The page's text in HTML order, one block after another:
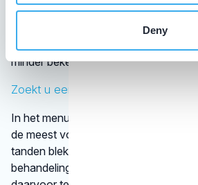
Deny
van tandartsen. De kaakchirurg en
wettelijk erkende specialisaties. Alle
geregistreerd in het
minder bekend is, verwijst het KRT
Zoekt u een specifieke behandeling?
In het menu onder
de meest voorkomende
tanden bleken. We vertellen kort en
behandeling inhoudt en bij welke